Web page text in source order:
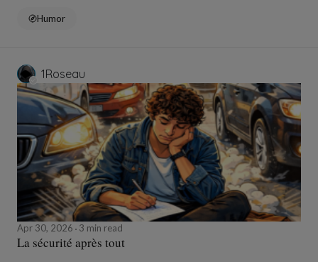
Humor
1Roseau
Apr 30, 2026 3 min read
La sécurité après tout